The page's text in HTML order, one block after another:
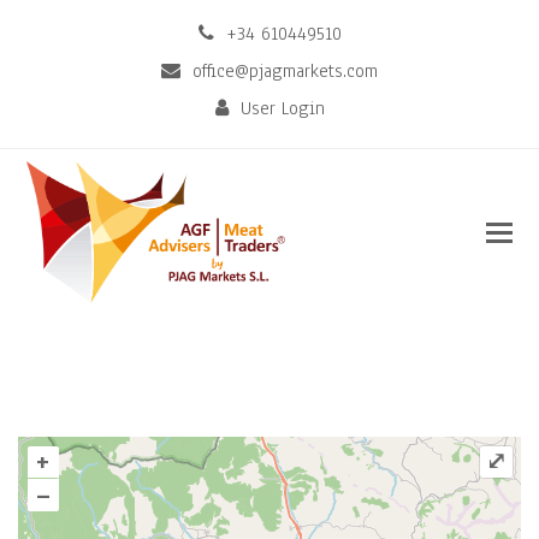
+34 610449510
office@pjagmarkets.com
User Login
+
–
⤢